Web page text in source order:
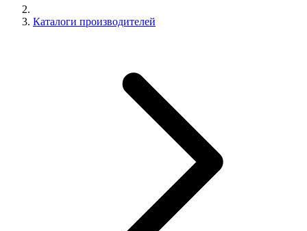
Каталоги производителей